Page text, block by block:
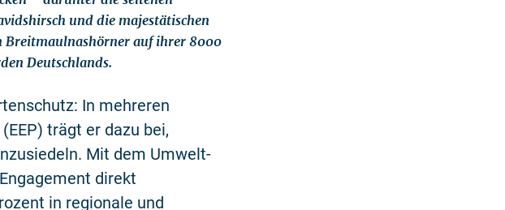
und die majestätischen
Breitmaulnashörner auf ihrer 8000
Deutschlands.
In mehreren
trägt er dazu bei,
Mit dem Umwelt-
direkt
in regionale und